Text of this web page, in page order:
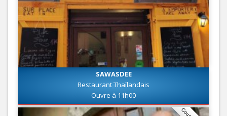
SAWASDEE
Restaurant Thaïlandais
Ouvre à 11h00